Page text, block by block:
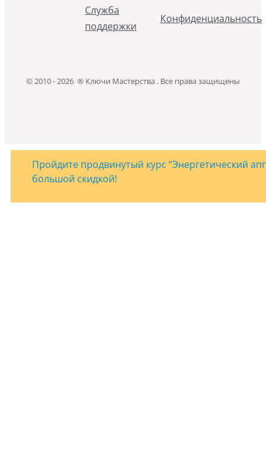
Служба
поддержки
Конфиденциальность
© 2010 - 2026 ® Ключи Мастерства . Все права защищены
Пройдите продвинутый курс “Энергетический
большой скидкой!